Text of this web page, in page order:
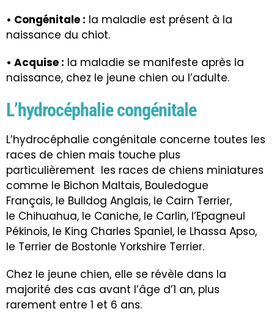
• Congénitale : la maladie est présent à la
naissance du chiot.
• Acquise : la maladie se manifeste après la
naissance, chez le jeune chien ou l’adulte.
L’hydrocéphalie congénitale
L’hydrocéphalie congénitale concerne toutes les
races de chien mais touche plus
particulièrement les races de chiens miniatures
comme le Bichon Maltais, Bouledogue
Français, le Bulldog Anglais, le Cairn Terrier,
le Chihuahua, le Caniche, le Carlin, l’Epagneul
Pékinois, le King Charles Spaniel, le Lhassa Apso,
le Terrier de Bostonle Yorkshire Terrier.
Chez le jeune chien, elle se révèle dans la
majorité des cas avant l’âge d’1 an, plus
rarement entre 1 et 6 ans.